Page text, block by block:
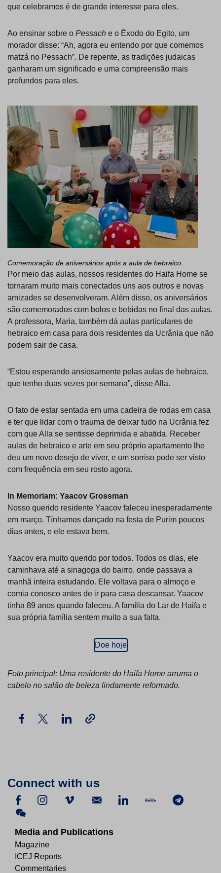
que celebramos é de grande interesse para eles.
Ao ensinar sobre o Pessach e o Êxodo do Egito, um
morador disse: “Ah, agora eu entendo por que comemos
matzá no Pessach”. De repente, as tradições judaicas
ganharam um significado e uma compreensão mais
profundos para eles.
Comemoração de aniversários após a aula de hebraico.
Por meio das aulas, nossos residentes do Haifa Home se
tornaram muito mais conectados uns aos outros e novas
amizades se desenvolveram. Além disso, os aniversários
são comemorados com bolos e bebidas no final das aulas.
A professora, Maria, também dá aulas particulares de
hebraico em casa para dois residentes da Ucrânia que não
podem sair de casa.
“Estou esperando ansiosamente pelas aulas de hebraico,
que tenho duas vezes por semana”, disse Alla.
O fato de estar sentada em uma cadeira de rodas em casa
e ter que lidar com o trauma de deixar tudo na Ucrânia fez
com que Alla se sentisse deprimida e abatida. Receber
aulas de hebraico e arte em seu próprio apartamento lhe
deu um novo desejo de viver, e um sorriso pode ser visto
com frequência em seu rosto agora.
In Memoriam: Yaacov Grossman
Nosso querido residente Yaacov faleceu inesperadamente
em março. Tínhamos dançado na festa de Purim poucos
dias antes, e ele estava bem.
Yaacov era muito querido por todos. Todos os dias, ele
caminhava até a sinagoga do bairro, onde passava a
manhã inteira estudando. Ele voltava para o almoço e
comia conosco antes de ir para casa descansar. Yaacov
tinha 89 anos quando faleceu. A família do Lar de Haifa e
sua própria família sentem muito a sua falta.
Doe hoje
Foto principal: Uma residente do Haifa Home arruma o
cabelo no salão de beleza lindamente reformado.
Connect with us
Media and Publications
Magazine
ICEJ Reports
Commentaries